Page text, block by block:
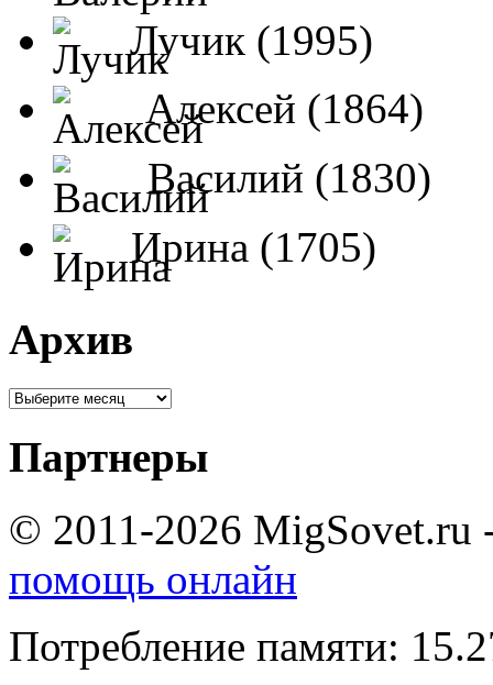
Лучик (1995)
Алексей (1864)
Василий (1830)
Ирина (1705)
Архив
Партнеры
© 2011-2026 MigSovet.ru
помощь онлайн
Потребление памяти: